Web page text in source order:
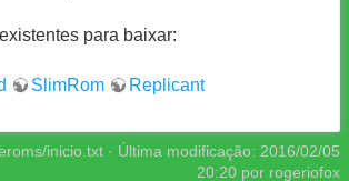
para baixar:
SlimRom Replicant
inicio.txt · Última modificação: 2016/02/05
20:20 por rogeriofox